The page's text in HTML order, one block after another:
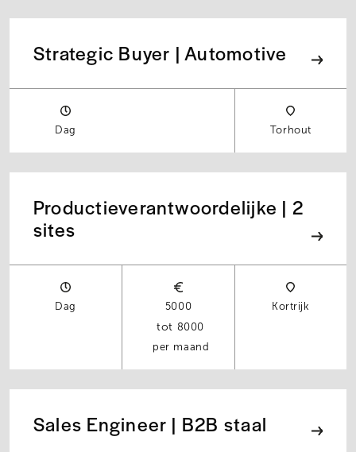
Strategic Buyer | Automotive
Dag Torhout
Productieverantwoordelijke | 2
sites
Dag
5000
8000
per maand
Kortrijk
Sales Engineer | B2B staal